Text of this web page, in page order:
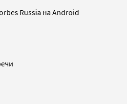
Russia на Android